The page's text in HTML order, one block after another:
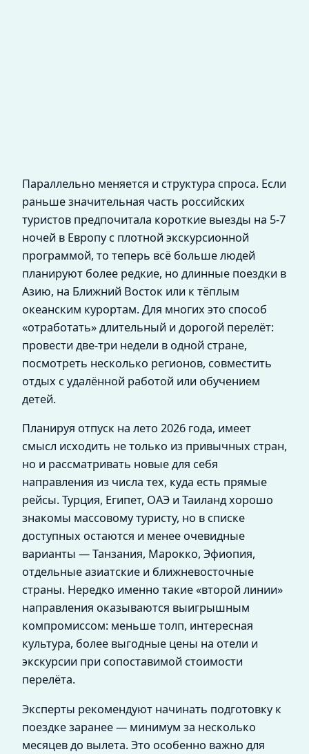
Параллельно меняется и структура спроса. Если
раньше значительная часть российских
туристов предпочитала короткие выезды на 5-7
ночей в Европу с плотной экскурсионной
программой, то теперь всё больше людей
планируют более редкие, но длинные поездки в
Азию, на Ближний Восток или к тёплым
океанским курортам. Для многих это способ
«отработать» длительный и дорогой перелёт:
провести две-три недели в одной стране,
посмотреть несколько регионов, совместить
отдых с удалённой работой или обучением
детей.
Планируя отпуск на лето 2026 года, имеет
смысл исходить не только из привычных стран,
но и рассматривать новые для себя
направления из числа тех, куда есть прямые
рейсы. Турция, Египет, ОАЭ и Таиланд хорошо
знакомы массовому туристу, но в списке
доступных остаются и менее очевидные
варианты — Танзания, Марокко, Эфиопия,
отдельные азиатские и ближневосточные
страны. Нередко именно такие «второй линии»
направления оказываются выигрышным
компромиссом: меньше толп, интересная
культура, более выгодные цены на отели и
экскурсии при сопоставимой стоимости
перелёта.
Эксперты рекомендуют начинать подготовку к
поездке заранее — минимум за несколько
месяцев до вылета. Это особенно важно для